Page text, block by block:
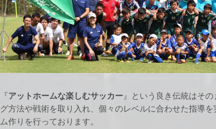
『アットホームな楽しむサッカー』という良き伝統はその
グ方法や戦術を取り入れ、 個々のレベルに合わせた指導を
ム作りを行っております。